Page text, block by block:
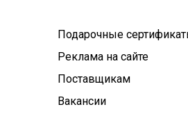
Подарочные
Реклама на сайте
Поставщикам
Вакансии